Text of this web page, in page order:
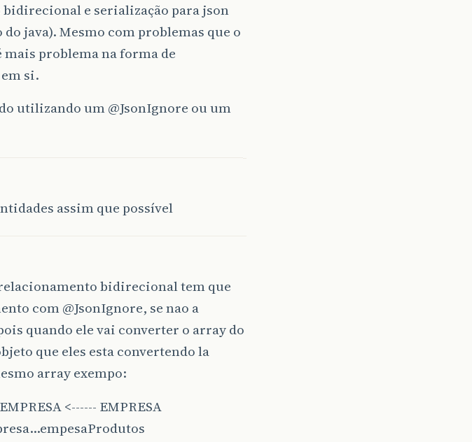
e serialização para json
java). Mesmo com problemas que o
mais problema na forma de
si.
utilizando um@JsonIgnore ou um
assim que possível
bidirecional tem que
com@JsonIgnore, se nao a
quando ele vai converter o array do
que eles esta convertendo la
array exempo:
<------ EMPRESA